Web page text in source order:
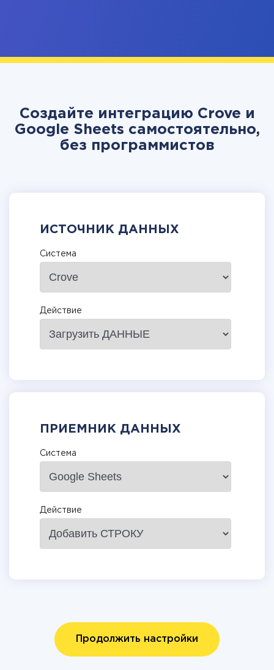
Создайте интеграцию Crove и
Google Sheets самостоятельно,
без программистов
ИСТОЧНИК ДАННЫХ
Система
Действие
ПРИЕМНИК ДАННЫХ
Система
Действие
Продолжить настройки